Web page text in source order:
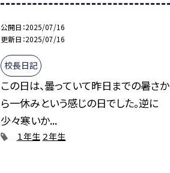
公開日 2025/07/16
更新日 2025/07/16
校長日記
この日は、曇っていて昨日までの暑さか
ら一休みという感じの日でした。逆に
少々寒いか...
１年生 ２年生